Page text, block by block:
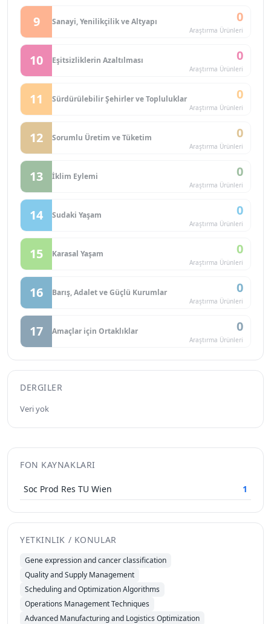
9 Sanayi, Yenilikçilik ve Altyapı 0
Araştırma Ürünleri
10 Eşitsizliklerin Azaltılması 0
Araştırma Ürünleri
11 Sürdürülebilir Şehirler ve Topluluklar 0
Araştırma Ürünleri
12 Sorumlu Üretim ve Tüketim 0
Araştırma Ürünleri
13 İklim Eylemi 0
Araştırma Ürünleri
14 Sudaki Yaşam 0
Araştırma Ürünleri
15 Karasal Yaşam 0
Araştırma Ürünleri
16 Barış, Adalet ve Güçlü Kurumlar 0
Araştırma Ürünleri
17 Amaçlar için Ortaklıklar 0
Araştırma Ürünleri
DERGILER
Veri yok
FON KAYNAKLARI
Soc Prod Res TU Wien 1
YETKINLIK / KONULAR
Gene expression and cancer classification
Quality and Supply Management
Scheduling and Optimization Algorithms
Operations Management Techniques
Advanced Manufacturing and Logistics Optimization